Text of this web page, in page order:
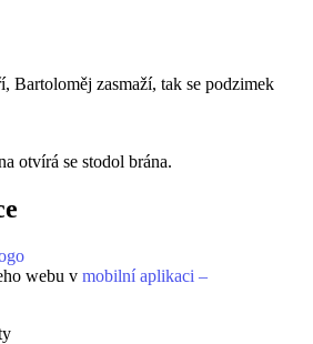
Bartoloměj zasmaží, tak se podzimek
otvírá se stodol brána.
webu v mobilní aplikaci –